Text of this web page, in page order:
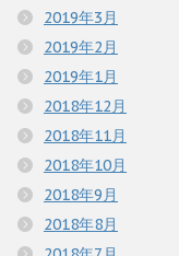
2019年3月
2019年2月
2019年1月
2018年12月
2018年11月
2018年10月
2018年9月
2018年8月